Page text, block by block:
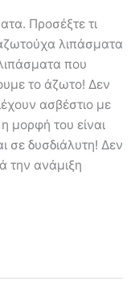
Προσέξτε τι
λιπάσματα
που
το άζωτο! Δεν
ασβέστιο με
μορφή του είναι
σε δυσδιάλυτη! Δεν
την ανάμιξη